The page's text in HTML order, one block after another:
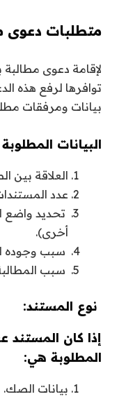
متطلبات دعوى
لإقامة دعوى
توافرها لرفع هذه
بيانات ومرفقات
البيانات المطلوبة
العلاقة بين
عدد
تحديد واضع
أخرى).
سبب وجوده
سبب
نوع المستند:
إذا كان
المطلوبة هي:
بيانات الصك.